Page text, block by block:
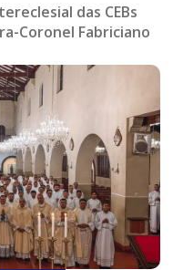
das CEBs
Coronel Fabriciano